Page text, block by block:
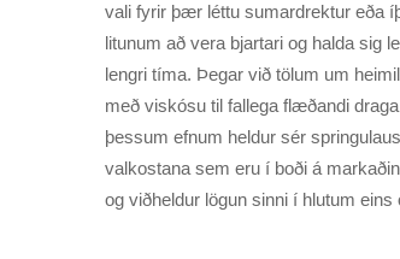
vali fyrir þær léttu sumardrektur eða
litunum að vera bjartari og halda sig
lengri tíma. Þegar við tölum um
með viskósu til fallega flæðandi
þessum efnum heldur sér
valkostana sem eru í boði á
og viðheldur lögun sinni í hlutum